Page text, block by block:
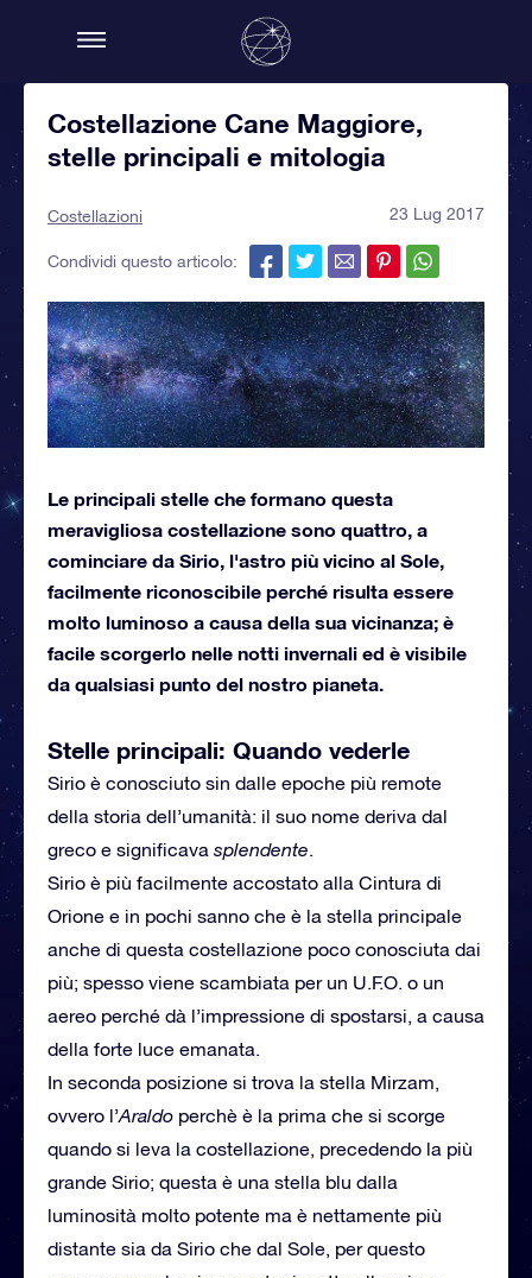
Costellazione Cane Maggiore,
stelle principali e mitologia
Costellazioni 23 Lug 2017
Condividi questo articolo:
Le principali stelle che formano questa
meravigliosa costellazione sono quattro, a
cominciare da Sirio, l'astro più vicino al Sole,
facilmente riconoscibile perché risulta essere
molto luminoso a causa della sua vicinanza; è
facile scorgerlo nelle notti invernali ed è visibile
da qualsiasi punto del nostro pianeta.
Stelle principali: Quando vederle
Sirio è conosciuto sin dalle epoche più remote
della storia dell’umanità: il suo nome deriva dal
greco e significava splendente.
Sirio è più facilmente accostato alla Cintura di
Orione e in pochi sanno che è la stella principale
anche di questa costellazione poco conosciuta dai
più; spesso viene scambiata per un U.F.O. o un
aereo perché dà l’impressione di spostarsi, a causa
della forte luce emanata.
In seconda posizione si trova la stella Mirzam,
ovvero l’Araldo perchè è la prima che si scorge
quando si leva la costellazione, precedendo la più
grande Sirio; questa è una stella blu dalla
luminosità molto potente ma è nettamente più
distante sia da Sirio che dal Sole, per questo